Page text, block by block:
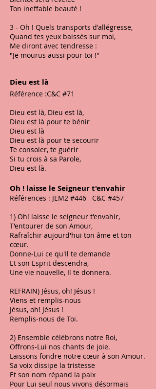
Ton ineffable beauté !
3 - Oh ! Quels transports d'allégresse,
Quand tes yeux baissés sur moi,
Me diront avec tendresse :
"Je mourus aussi pour toi !"
Dieu est là
Référence :C&C #71
Dieu est là, Dieu est là,
Dieu est là pour te bénir
Dieu est là
Dieu est là pour te secourir
Te consoler, te guérir
Si tu crois à sa Parole,
Dieu est là.
Oh ! laisse le Seigneur t'envahir
Références : JEM2 #446 C&C #457
1) Oh! laisse le seigneur t'envahir,
T'entourer de son Amour,
Rafraîchir aujourd'hui ton âme et ton
cœur.
Donne-Lui ce qu'Il te demande
Et son Esprit descendra,
Une vie nouvelle, Il te donnera.
REFRAIN) Jésus, oh! Jésus !
Viens et remplis-nous
Jésus, oh! Jésus !
Remplis-nous de Toi.
2) Ensemble célébrons notre Roi,
Offrons-Lui nos chants de joie.
Laissons fondre notre cœur à son Amour.
Sa voix dissipe la tristesse
Et son nom répand la paix
Pour Lui seul nous vivons désormais